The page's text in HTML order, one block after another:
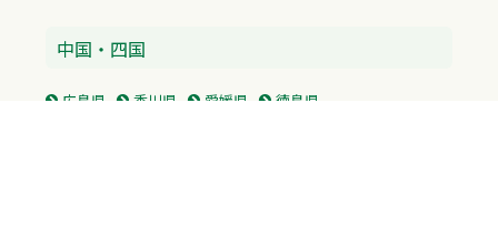
中国・四国
広島県 香川県 愛媛県 徳島県